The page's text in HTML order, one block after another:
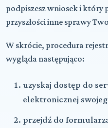
podpiszesz wniosek i który
przyszłości inne sprawy
W skrócie, procedura
wygląda następująco:
uzyskaj dostęp do
elektronicznej
przejdź do